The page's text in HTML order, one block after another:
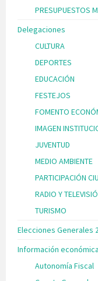
PRESUPUESTOS
Delegaciones
CULTURA
DEPORTES
EDUCACIÓN
FESTEJOS
FOMENTO
IMAGEN
JUVENTUD
MEDIO AMBIENTE
PARTICIPACIÓN
RADIO Y
TURISMO
Elecciones Generales
Información
Autonomía Fiscal